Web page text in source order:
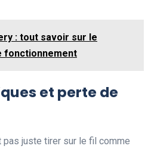
: tout savoir sur le
fonctionnement
et perte de
pas juste tirer sur le fil comme